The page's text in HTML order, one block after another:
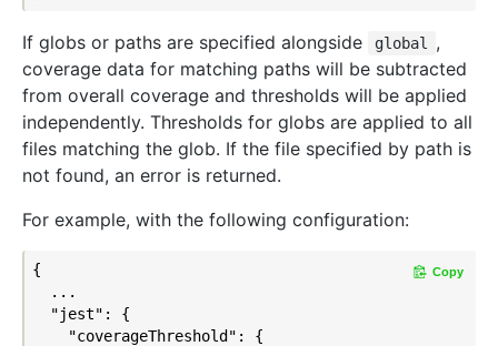
If globs or paths are specified alongside global
,
coverage data for matching paths will be subtracted
from overall coverage and thresholds will be applied
independently. Thresholds for globs are applied to all
files matching the glob. If the file specified by path is
not found, an error is returned.
For example, with the following configuration:
{
  ...
  "jest": {
    "coverageThreshold": {
Copy